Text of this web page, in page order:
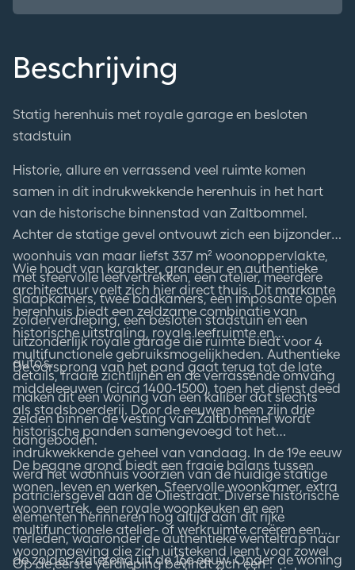
Beschrijving
Statig herenhuis met royale garage en besloten
stadstuin
Historie, allure en verrassend veel ruimte komen
samen in dit indrukwekkende herenhuis in het hart
van de historische binnenstad van Zaltbommel.
Achter de statige gevel ontvouwt zich een bijzonder
woonhuis van maar liefst 337 m² woonoppervlakte,
met sfeervolle leefvertrekken, een atelier, meerdere
slaapkamers, twee badkamers, een imposante open
zolderverdieping, een besloten stadstuin en een
uitzonderlijk royale garage die ruimte biedt voor 4
auto’s.
Wie houdt van karakter, grandeur en authentieke
architectuur voelt zich hier direct thuis. Dit markante
herenhuis biedt een zeldzame combinatie van
historische uitstraling, royale leefruimte en
multifunctionele gebruiksmogelijkheden. Authentieke
details, fraaie zichtlijnen en de verrassende omvang
maken dit een woning van een kaliber dat slechts
zelden binnen de vesting van Zaltbommel wordt
aangeboden.
De oorsprong van het pand gaat terug tot de late
middeleeuwen (circa 1400-1500), toen het dienst deed
als stadsboerderij. Door de eeuwen heen zijn drie
historische panden samengevoegd tot het
indrukwekkende geheel van vandaag. In de 19e eeuw
werd het woonhuis voorzien van de huidige statige
patriciërsgevel aan de Oliestraat. Diverse historische
elementen herinneren nog altijd aan dit rijke
verleden, waaronder de authentieke wenteltrap naar
de zolder, daterend uit de 16e eeuw. Onder de woning
De begane grond biedt een fraaie balans tussen
wonen, leven en werken. Sfeervolle woonkamer, extra
woonvertrek, een royale woonkeuken en een
multifunctionele atelier- of werkruimte creëren een
woonomgeving die zich uitstekend leent voor zowel
Op de eerste verdieping bevindt zich een